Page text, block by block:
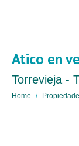
Atico en
Torrevieja -
Home